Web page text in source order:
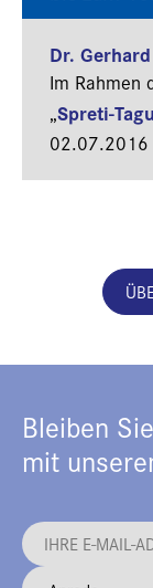
Dr.
Im Rahmen
„Spreti-
02.07.2016
Bleiben
mit